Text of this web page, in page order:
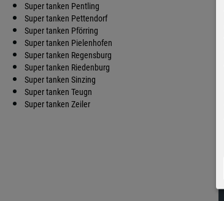
Super tanken Pentling
Super tanken Pettendorf
Super tanken Pförring
Super tanken Pielenhofen
Super tanken Regensburg
Super tanken Riedenburg
Super tanken Sinzing
Super tanken Teugn
Super tanken Zeiler